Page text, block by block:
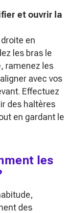
et ouvrir la
en
les bras le
ramenez les
avec vos
Effectuez
des haltères
en gardant le
les
des